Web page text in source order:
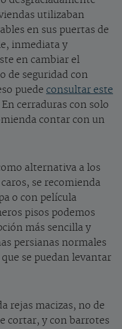
utilizaban
en sus puertas de
inmediata y
en cambiar el
de seguridad con
puede consultar este
En cerraduras con solo
contar con un
alternativa a los
se recomienda
o con película
pisos podemos
más sencilla y
persianas normales
se puedan levantar
rejas macizas, no de
cortar, y con barrotes